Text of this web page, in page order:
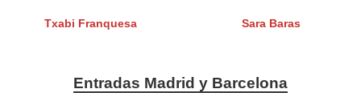
Txabi Franquesa Sara Baras
Entradas Madrid y Barcelona